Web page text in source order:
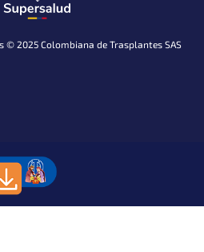
© 2025 Colombiana de Trasplantes SAS